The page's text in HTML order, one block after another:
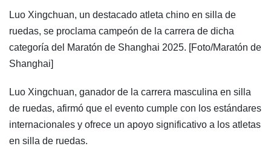
Luo Xingchuan, un destacado atleta chino en silla de
ruedas, se proclama campeón de la carrera de dicha
categoría del Maratón de Shanghai 2025. [Foto/Maratón de
Shanghai]
Luo Xingchuan, ganador de la carrera masculina en silla
de ruedas, afirmó que el evento cumple con los estándares
internacionales y ofrece un apoyo significativo a los atletas
en silla de ruedas.